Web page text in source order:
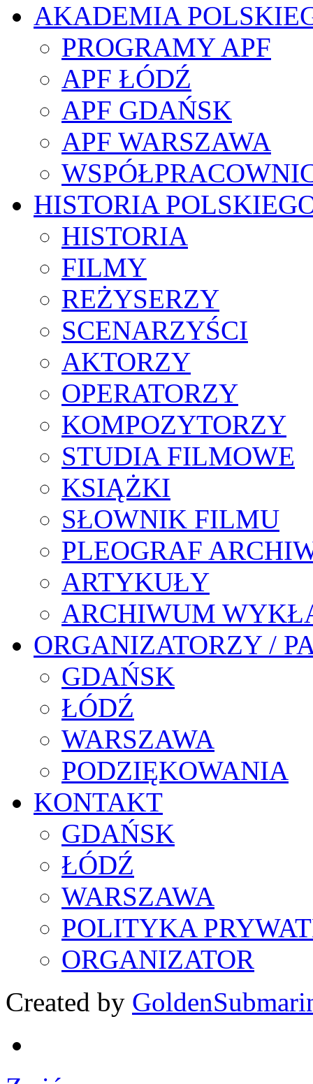
AKADEMIA
PROGRAMY APF
APF ŁÓDŹ
APF GDAŃSK
APF WARSZAWA
HISTORIA
HISTORIA
FILMY
REŻYSERZY
SCENARZYŚCI
AKTORZY
OPERATORZY
KOMPOZYTORZY
STUDIA FILMOWE
KSIĄŻKI
SŁOWNIK FILMU
PLEOGRAF
ARTYKUŁY
ARCHIWUM
ORGANIZATORZY /
GDAŃSK
ŁÓDŹ
WARSZAWA
PODZIĘKOWANIA
KONTAKT
GDAŃSK
ŁÓDŹ
WARSZAWA
POLITYKA
ORGANIZATOR
Created by